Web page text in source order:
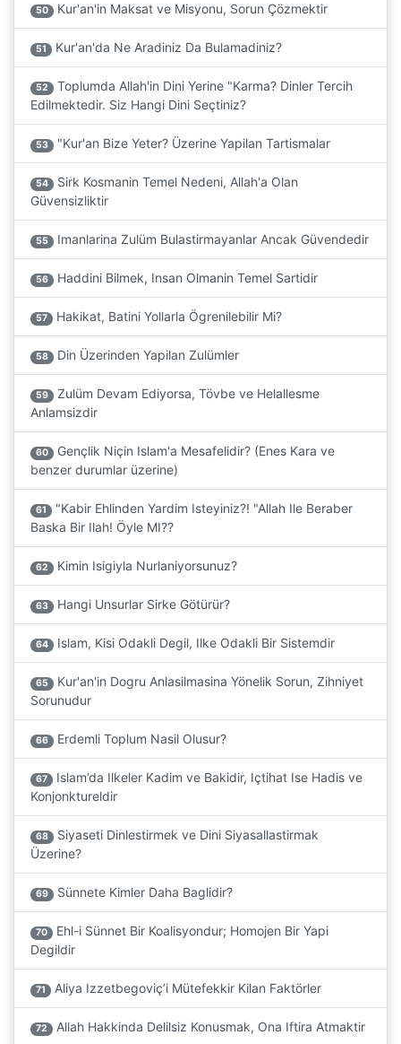
50 Kur'an'in Maksat ve Misyonu, Sorun Çözmektir
51 Kur'an'da Ne Aradiniz Da Bulamadiniz?
52
Toplumda Allah'in Dini Yerine "Karma? Dinler Tercih
Edilmektedir. Siz Hangi Dini Seçtiniz?
53 "Kur'an Bize Yeter? Üzerine Yapilan Tartismalar
54
Sirk Kosmanin Temel Nedeni, Allah'a Olan
Güvensizliktir
55 Imanlarina Zulüm Bulastirmayanlar Ancak Güvendedir
56 Haddini Bilmek, Insan Olmanin Temel Sartidir
57 Hakikat, Batini Yollarla Ögrenilebilir Mi?
58 Din Üzerinden Yapilan Zulümler
59
Zulüm Devam Ediyorsa, Tövbe ve Helallesme
Anlamsizdir
60
Gençlik Niçin Islam'a Mesafelidir? (Enes Kara ve
benzer durumlar üzerine)
61
"Kabir Ehlinden Yardim Isteyiniz?! "Allah Ile Beraber
Baska Bir Ilah! Öyle MI??
62 Kimin Isigiyla Nurlaniyorsunuz?
63 Hangi Unsurlar Sirke Götürür?
64 Islam, Kisi Odakli Degil, Ilke Odakli Bir Sistemdir
65
Kur'an'in Dogru Anlasilmasina Yönelik Sorun, Zihniyet
Sorunudur
66 Erdemli Toplum Nasil Olusur?
67
Islam’da Ilkeler Kadim ve Bakidir, Içtihat Ise Hadis ve
Konjonktureldir
68
Siyaseti Dinlestirmek ve Dini Siyasallastirmak
Üzerine?
69 Sünnete Kimler Daha Baglidir?
70
Ehl-i Sünnet Bir Koalisyondur; Homojen Bir Yapi
Degildir
71 Aliya Izzetbegoviç’i Mütefekkir Kilan Faktörler
72 Allah Hakkinda Delilsiz Konusmak, Ona Iftira Atmaktir